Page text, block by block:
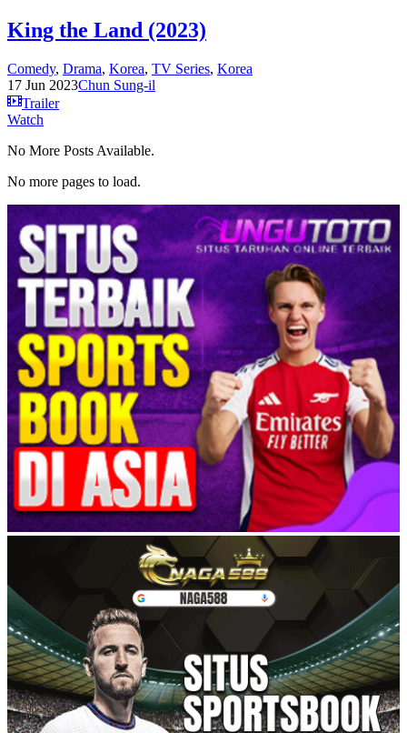
King the Land (2023)
Comedy, Drama, Korea, TV Series, Korea
17 Jun 2023Chun Sung-il
Trailer
Watch
No More Posts Available.
No more pages to load.